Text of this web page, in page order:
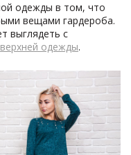
одежды в том, что
вещами гардероба.
выглядеть с
верхней одежды.